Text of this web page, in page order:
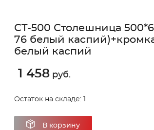
СТ-500 Столешница
76 белый
белый каспий
1 458руб.
Остаток на складе: 1
В корзину